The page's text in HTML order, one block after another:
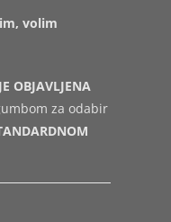
do
33.00 €
volim
OBJAVLJENA
za odabir